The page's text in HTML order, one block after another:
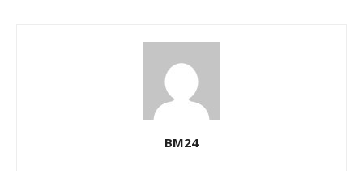
BM24